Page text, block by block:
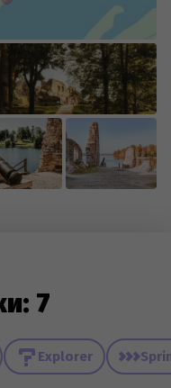
7
Explorer